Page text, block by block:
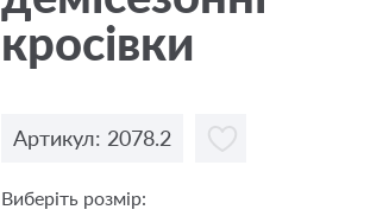
кросівки
Артикул: 2078.2
Виберіть розмір: